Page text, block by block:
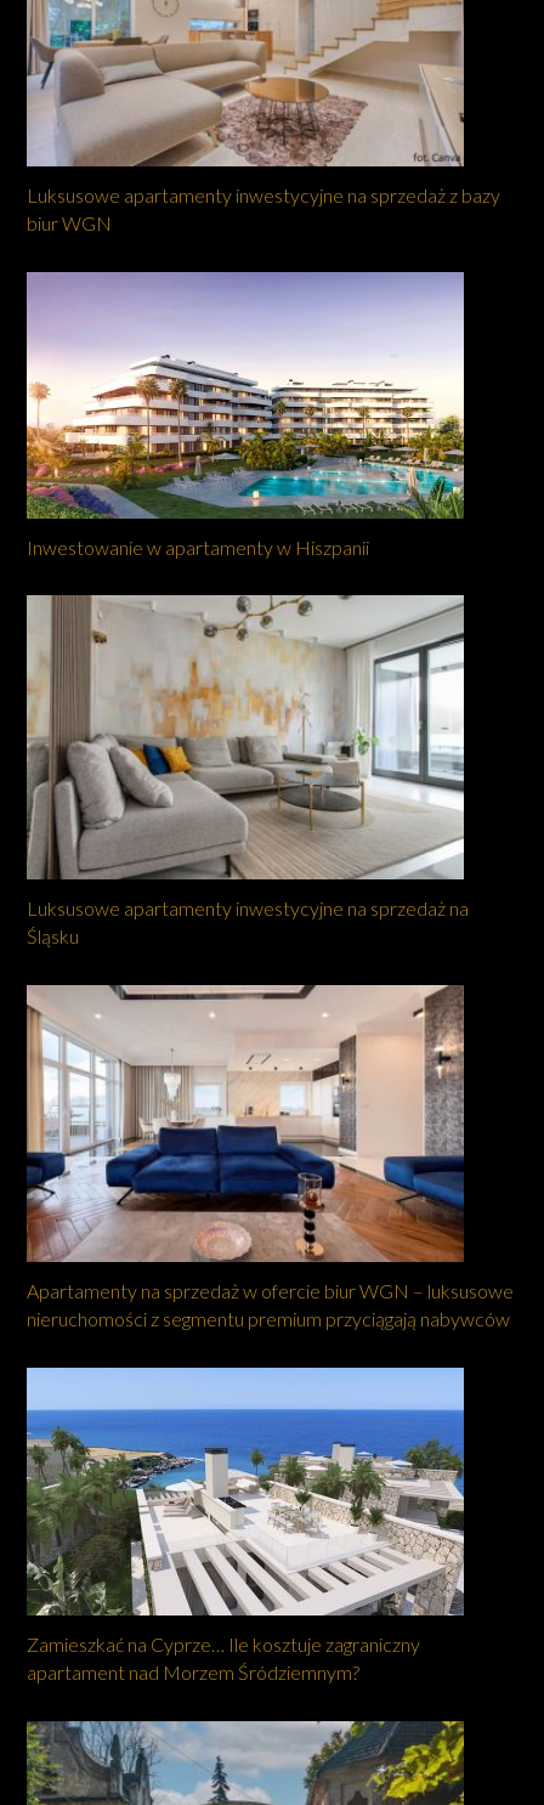
Luksusowe apartamenty inwestycyjne na sprzedaż z bazy
biur WGN
Inwestowanie w apartamenty w Hiszpanii
Luksusowe apartamenty inwestycyjne na sprzedaż na
Śląsku
Apartamenty na sprzedaż w ofercie biur WGN – luksusowe
nieruchomości z segmentu premium przyciągają nabywców
Zamieszkać na Cyprze… Ile kosztuje zagraniczny
apartament nad Morzem Śródziemnym?